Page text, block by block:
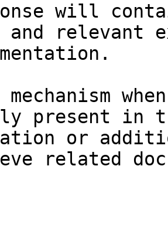
will
and relevant
present in
or